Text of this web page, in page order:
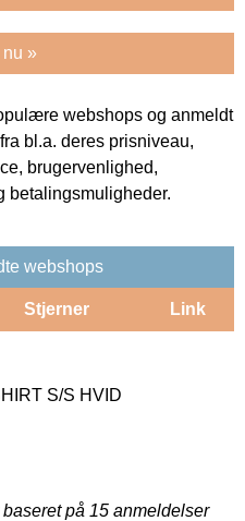
»
webshops og anmeldt
bl.a. deres prisniveau,
brugervenlighed,
betalingsmuligheder.
webshops
Stjerner Link
S/S HVID
på 15 anmeldelser